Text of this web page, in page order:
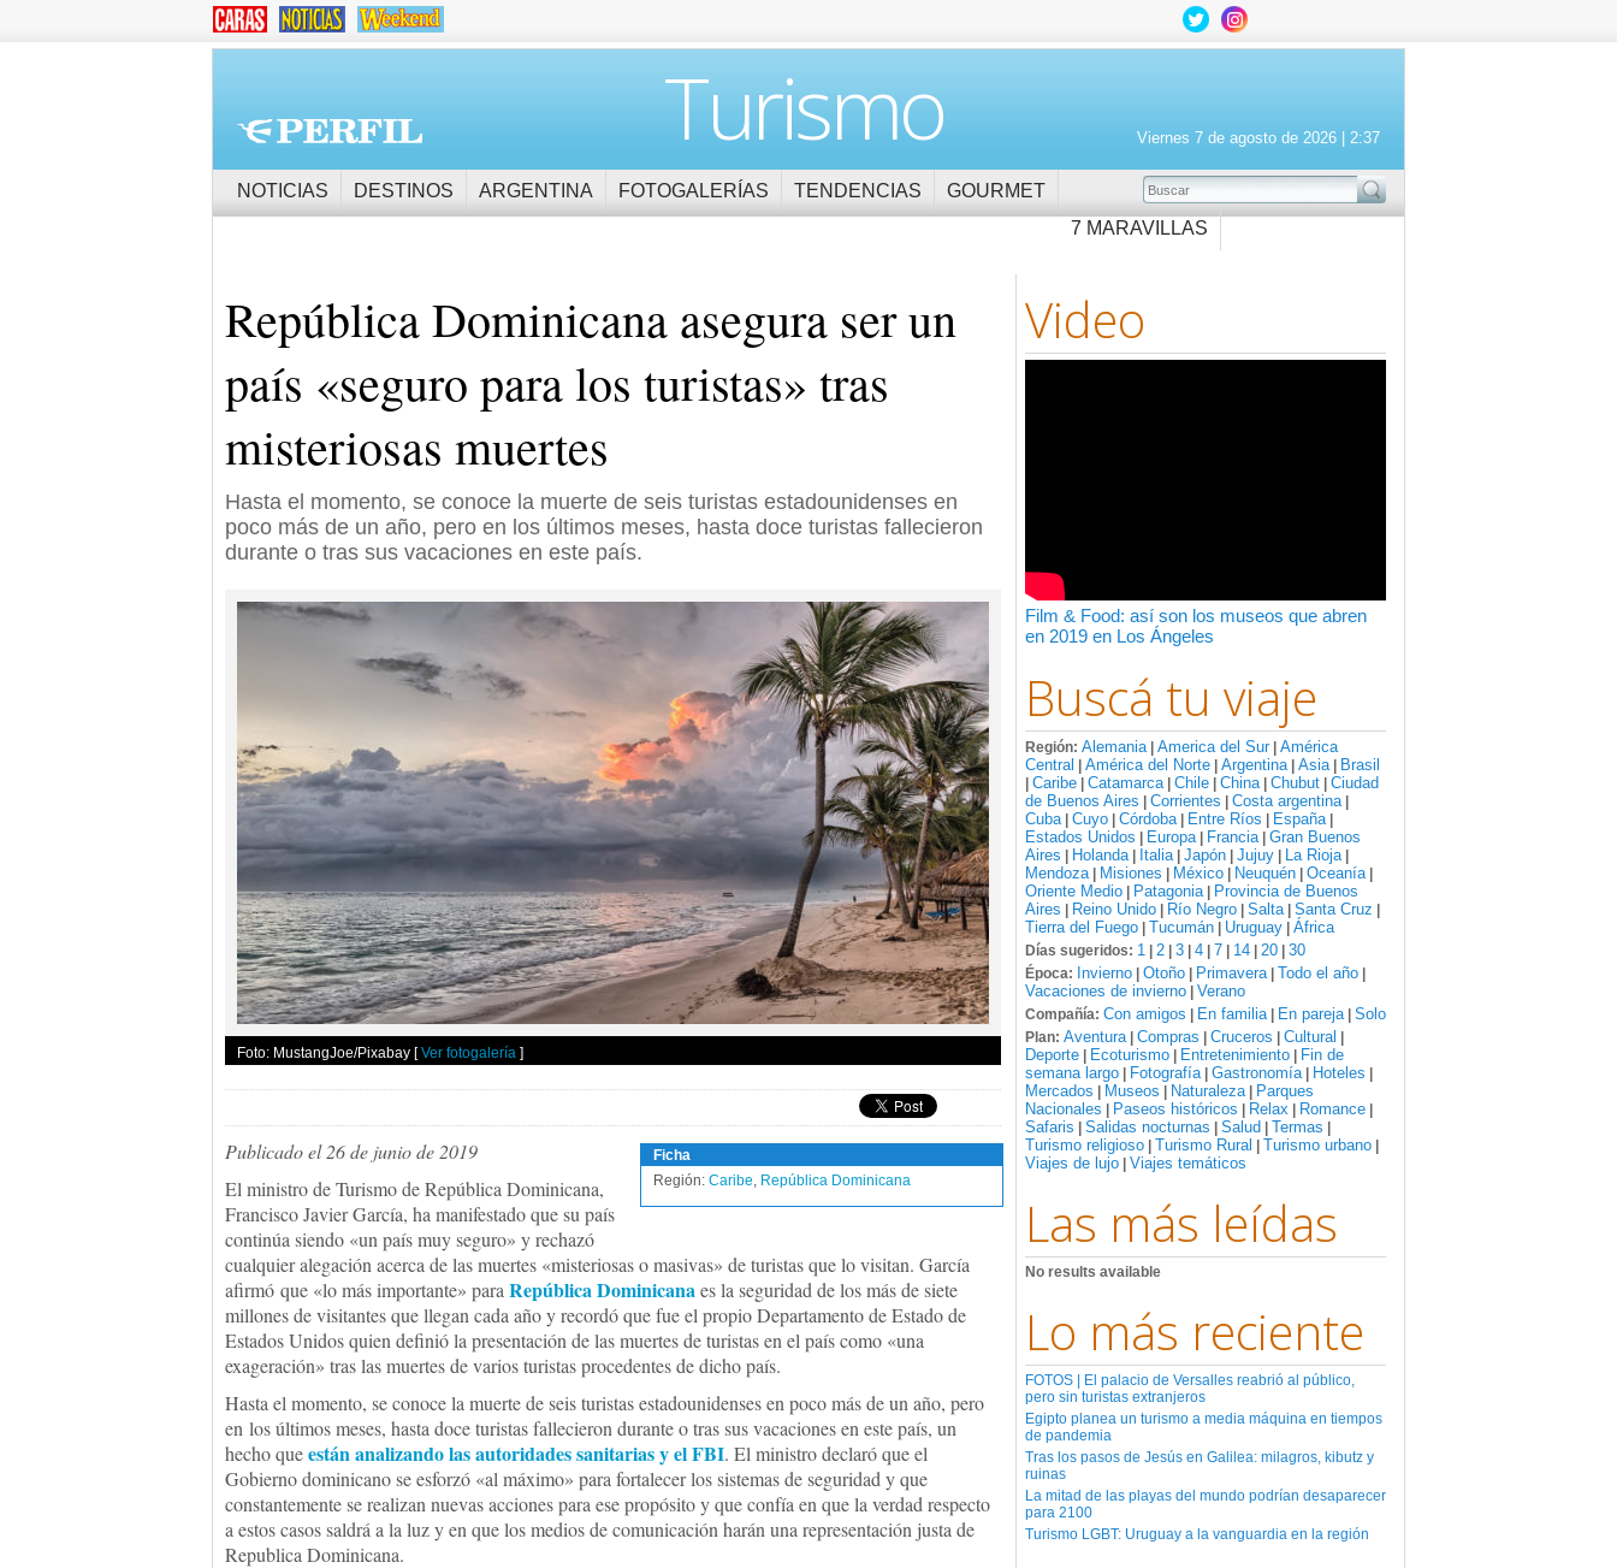
Viernes 7 de agosto de 2026 | 2:37
Turismo
BUSCAR
NOTICIAS DESTINOS ARGENTINA FOTOGALERÍAS TENDENCIAS
GOURMET
7 MARAVILLAS
Video
Film & Food: así son los museos que abren
en 2019 en Los Ángeles
Buscá tu viaje
Región: Alemania| America del Sur| América
Central
América del Norte Argentina| Asia| Brasil
Caribe Catamarca| Chile China| Chubut Ciudad
de Buenos Aires
Corrientes Costa argentina|
Cuba| Cuyo Córdoba| Entre Ríos España|
Estados Unidos Europa| Francia| Gran Buenos
Aires
Holanda| Italia| Japón Jujuy La Rioja|
Mendoza| Misiones México Neuquén Oceanía|
Oriente Medio Patagonia|
Provincia de Buenos
Aires
Reino Unido Río Negro Salta| Santa Cruz
Tierra del Fuego Tucumán Uruguay África
Días sugeridos: 1 2 3 4 7 14 20 30
Época: Invierno Otoño Primavera| Todo el año
Vacaciones de invierno Verano
Compañía: Con amigos En familia| En pareja| Solo
Plan: Aventura| Compras Cruceros Cultural
Deporte Ecoturismo Entretenimiento
Fin de
semana largo
Fotografía| Gastronomía| Hoteles
Mercados Museos Naturaleza|
Parques
Nacionales
Paseos históricos Relax Romance
Safaris Salidas nocturnas Salud Termas
Turismo religioso Turismo Rural Turismo urbano
Viajes de lujo Viajes temáticos
Las más leídas
No results available
Lo más reciente
FOTOS | El palacio de Versalles reabrió al público,
pero sin turistas extranjeros
Egipto planea un turismo a media máquina en tiempos
de pandemia
Tras los pasos de Jesús en Galilea: milagros, kibutz y
ruinas
La mitad de las playas del mundo podrían desaparecer
para 2100
Turismo LGBT: Uruguay a la vanguardia en la región
República Dominicana asegura ser un
país «seguro para los turistas» tras
misteriosas muertes
Hasta el momento, se conoce la muerte de seis turistas estadounidenses en
poco más de un año, pero en los últimos meses, hasta doce turistas fallecieron
durante o tras sus vacaciones en este país.
Foto: MustangJoe/Pixabay [Ver fotogalería ]
Ficha
Región: Caribe, República Dominicana
Publicado el 26 de junio de 2019
El ministro de Turismo de República Dominicana,
Francisco Javier García, ha manifestado que su país
continúa siendo «un país muy seguro» y rechazó
cualquier alegación acerca de las muertes «misteriosas o masivas» de turistas que lo visitan. García
afirmó que «lo más importante» para República Dominicanaes la seguridad de los más de siete
millones de visitantes que llegan cada año y recordó que fue el propio Departamento de Estado de
Estados Unidos quien definió la presentación de las muertes de turistas en el país como «una
exageración» tras las muertes de varios turistas procedentes de dicho país.
Hasta el momento, se conoce la muerte de seis turistas estadounidenses en poco más de un año, pero
en los últimos meses, hasta doce turistas fallecieron durante o tras sus vacaciones en este país, un
hecho queestán analizando las autoridades sanitarias y el FBI. El ministro declaró que el
Gobierno dominicano se esforzó «al máximo» para fortalecer los sistemas de seguridad y que
constantemente se realizan nuevas acciones para ese propósito y que confía en que la verdad respecto
a estos casos saldrá a la luz y en que los medios de comunicación harán una representación justa de
Republica Dominicana.